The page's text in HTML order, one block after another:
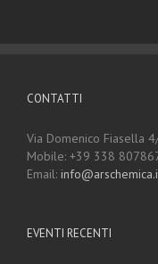
CONTATTI
Via Domenico Fiasella
Mobile: +39 338
Email:
EVENTI RECENTI